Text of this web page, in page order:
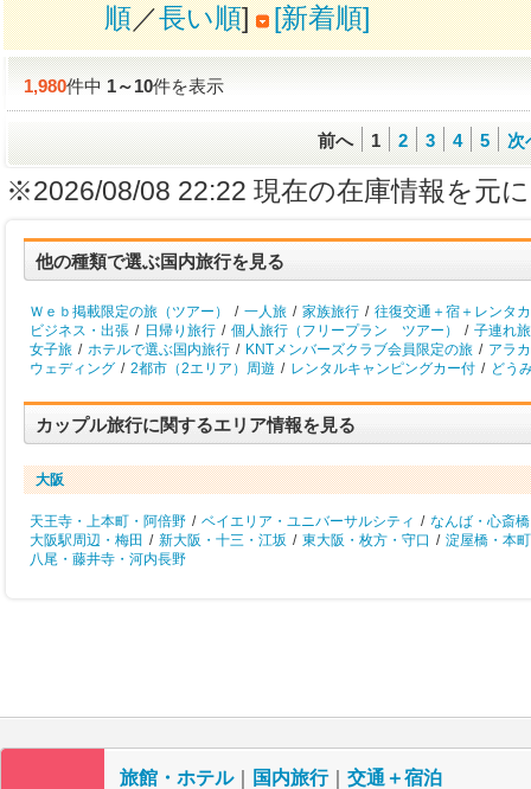
順／長い順] [新着順]
1,980件中1～10件を表示
前へ 1 2 3 4 5 次
※2026/08/08 22:22 現在の在庫情報を元
他の種類で選ぶ国内旅行を見る
Ｗｅｂ掲載限定の旅（ツアー） / 一人旅 / 家族旅行 / 往復交通＋宿＋レンタ
ビジネス・出張 / 日帰り旅行 / 個人旅行（フリープラン ツアー） / 子連れ
女子旅 / ホテルで選ぶ国内旅行 / KNTメンバーズクラブ会員限定の旅 / アラ
ウェディング / 2都市（2エリア）周遊 / レンタルキャンピングカー付 / どう
カップル旅行に関するエリア情報を見る
大阪
天王寺・上本町・阿倍野 / ベイエリア・ユニバーサルシティ / なんば・心斎橋
大阪駅周辺・梅田 / 新大阪・十三・江坂 / 東大阪・枚方・守口 / 淀屋橋・本
八尾・藤井寺・河内長野
旅館・ホテル｜ 国内旅行｜ 交通＋宿泊